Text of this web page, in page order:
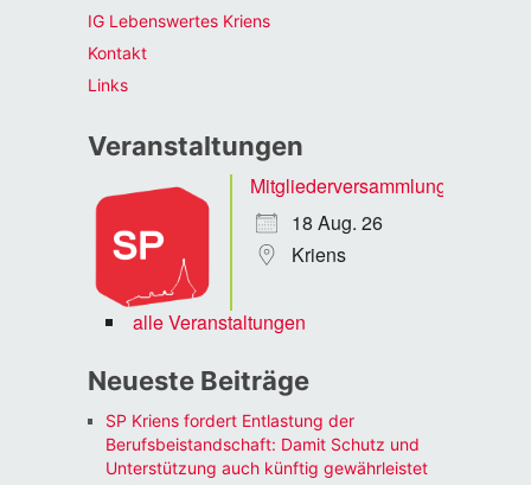
IG Lebenswertes Kriens
Kontakt
Links
Veranstaltungen
Mitgliederversammlung
18 Aug. 26
Kriens
alle Veranstaltungen
Neueste Beiträge
SP Kriens fordert Entlastung der
Berufsbeistandschaft: Damit Schutz und
Unterstützung auch künftig gewährleistet